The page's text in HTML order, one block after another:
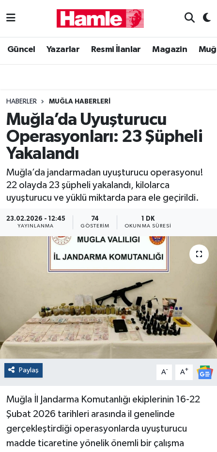
Güncel Yazarlar Resmi İlanlar Magazin
HABERLER MUĞLA HABERLERI
Muğla’da Uyuşturucu
Operasyonları: 23 Şüpheli
Yakalandı
Muğla’da jandarmadan uyuşturucu operasyonu!
22 olayda 23 şüpheli yakalandı, kilo­larca
uyuşturucu ve yüklü miktarda para ele geçirildi.
23.02.2026 - 12:45
YAYINLANMA
74
GÖSTERIM
1 DK
OKUNMA SÜRESI
Paylaş A- A+
Muğla İl Jandarma Komutanlığı ekiplerinin 16-22
Şubat 2026 tarihleri arasında il genelinde
gerçekleştirdiği operasyonlarda uyuşturucu
madde ticaretine yönelik önemli bir çalışma
Güncel
Magazin
Muğla Haber
Siyaset
Muğla Nöbetçi Eczaneler
Muğla Trafik Yoğunluk Haritası
Süper Lig Puan Durumu ve Fikstür
Tüm Manşetler
Son Dakika Haberleri